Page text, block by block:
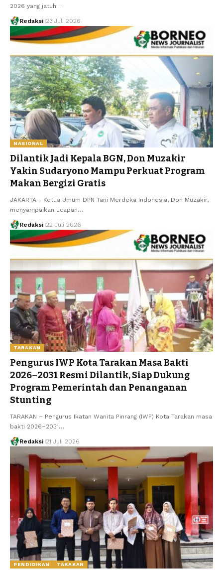
2026 yang jatuh…
Redaksi 23 Juli 2026
NASIONAL
Dilantik Jadi Kepala BGN, Don Muzakir
Yakin Sudaryono Mampu Perkuat Program
Makan Bergizi Gratis
JAKARTA - Ketua Umum DPN Tani Merdeka Indonesia, Don Muzakir,
menyampaikan ucapan…
Redaksi 22 Juli 2026
TARAKAN
Pengurus IWP Kota Tarakan Masa Bakti
2026–2031 Resmi Dilantik, Siap Dukung
Program Pemerintah dan Penanganan
Stunting
TARAKAN – Pengurus Ikatan Wanita Pinrang (IWP) Kota Tarakan masa
bakti 2026–2031…
Redaksi 21 Juli 2026
PENDIDIKAN TARAKAN